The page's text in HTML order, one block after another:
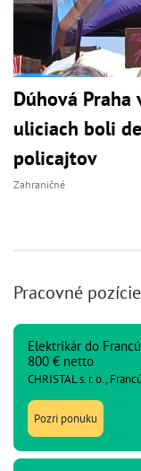
Dúhová
uliciach boli
policajtov
Zahraničné
Pracovné pozície
Elektrikár do
800 € netto
CHRISTAL s. r. o.,
Pozri ponuku